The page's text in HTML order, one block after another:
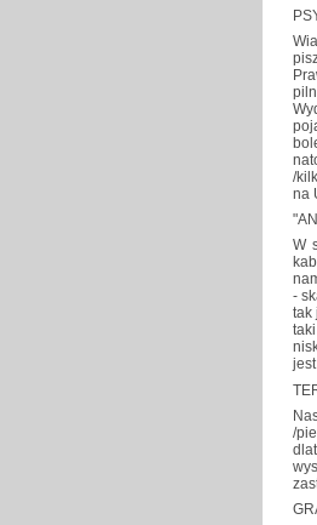
/
na
W
-
tak
/